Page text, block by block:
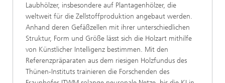
Laubhölzer, insbesondere auf Plantagenhölzer, die
weltweit für die Zellstoffproduktion angebaut werden.
Anhand deren Gefäßzellen mit ihrer unterschiedlichen
Struktur, Form und Größe lässt sich die Holzart mithilfe
von Künstlicher Intelligenz bestimmen. Mit den
Referenzpräparaten aus dem riesigen Holzfundus des
Thünen-Instituts trainieren die Forschenden des